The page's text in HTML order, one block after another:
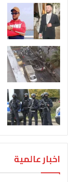
اخبار عالمية